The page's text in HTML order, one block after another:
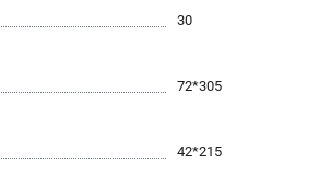
30
72*305
42*215